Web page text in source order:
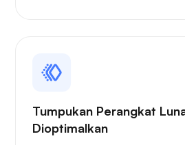
Pengangkut barang
Tumpukan Perangkat
Dioptimalkan